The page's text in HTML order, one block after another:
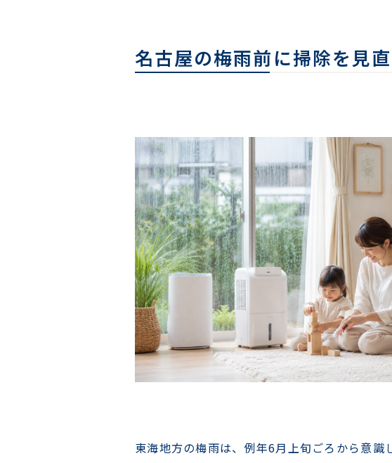
名古屋の梅雨前に掃除を見
東海地方の梅雨は、例年6月上旬ごろから意